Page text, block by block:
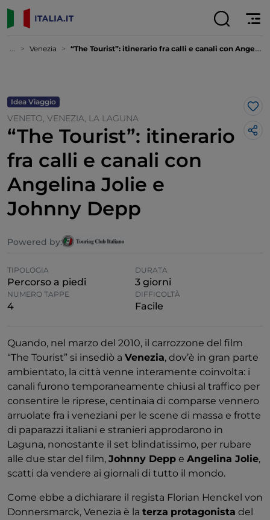
... Venezia “The Tourist”: itinerario fra calli e canali con Angelina Jolie e Johnny Depp
Idea Viaggio
VENETO, VENEZIA, LA LAGUNA
“The Tourist”: itinerario
fra calli e canali con
Angelina Jolie e
Johnny Depp
Powered by:
TIPOLOGIA
Percorso a piedi
DURATA
3 giorni
NUMERO TAPPE
4
DIFFICOLTÀ
Facile
Quando, nel marzo del 2010, il carrozzone del film
“The Tourist” si insediò a Venezia, dov’è in gran parte
ambientato, la città venne interamente coinvolta: i
canali furono temporaneamente chiusi al traffico per
consentire le riprese, centinaia di comparse vennero
arruolate fra i veneziani per le scene di massa e frotte
di paparazzi italiani e stranieri approdarono in
Laguna, nonostante il set blindatissimo, per rubare
alle due star del film, Johnny Depp e Angelina Jolie,
scatti da vendere ai giornali di tutto il mondo.
Come ebbe a dichiarare il regista Florian Henckel von
Donnersmarck, Venezia è la terza protagonista del